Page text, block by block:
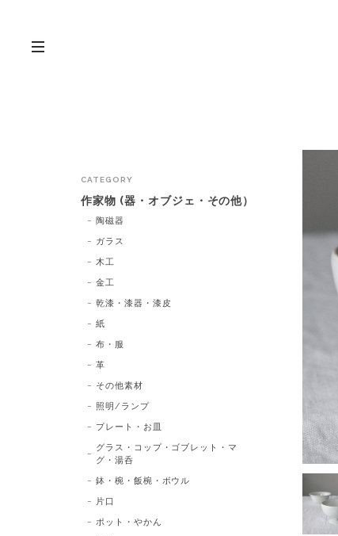
CATEGORY
作家物 (器・オブジェ・その他）
陶磁器
ガラス
木工
金工
乾漆・漆器・漆皮
紙
布・服
革
その他素材
照明/ランプ
プレート・お皿
グラス・コップ・ゴブレット・マ
グ・湯呑
鉢・椀・飯椀・ボウル
片口
ポット・やかん